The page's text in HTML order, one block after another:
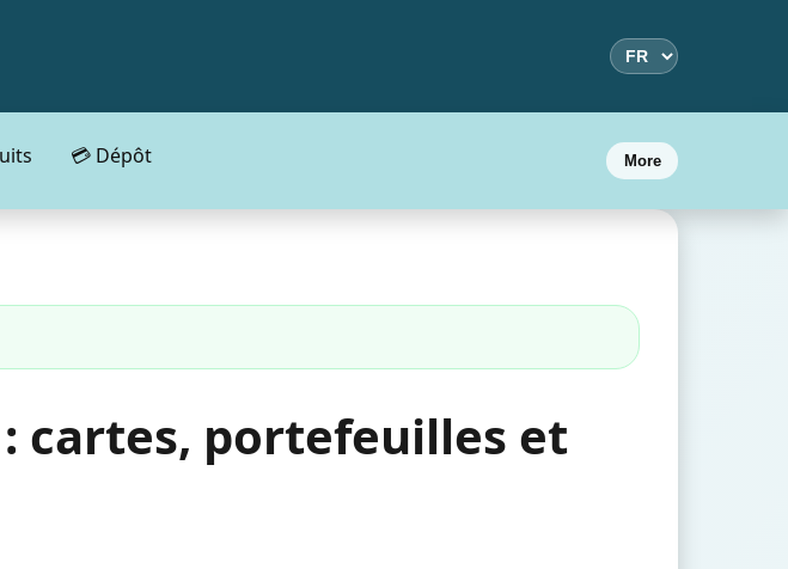
💳 Dépôt More
cartes, portefeuilles et